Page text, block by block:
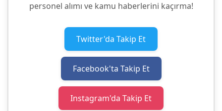
personel alımı ve kamu haberlerini kaçırma!
Twitter'da Takip Et
Facebook'ta Takip Et
Instagram'da Takip Et